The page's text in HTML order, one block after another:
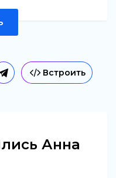
Встроить
Анна